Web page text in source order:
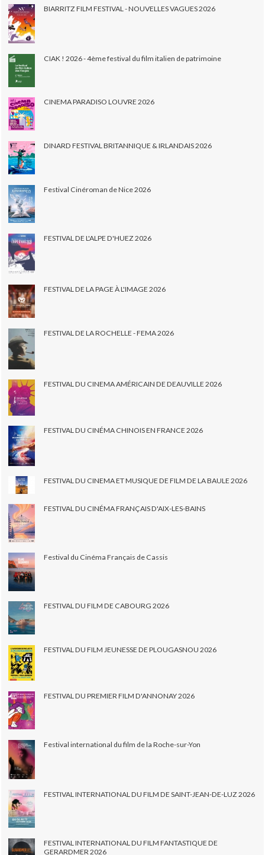
BIARRITZ FILM FESTIVAL - NOUVELLES VAGUES 2026
CIAK ! 2026 - 4ème festival du film italien de patrimoine
CINEMA PARADISO LOUVRE 2026
DINARD FESTIVAL BRITANNIQUE & IRLANDAIS 2026
Festival Cinéroman de Nice 2026
FESTIVAL DE L'ALPE D'HUEZ 2026
FESTIVAL DE LA PAGE À L'IMAGE 2026
FESTIVAL DE LA ROCHELLE - FEMA 2026
FESTIVAL DU CINEMA AMÉRICAIN DE DEAUVILLE 2026
FESTIVAL DU CINÉMA CHINOIS EN FRANCE 2026
FESTIVAL DU CINEMA ET MUSIQUE DE FILM DE LA BAULE 2026
FESTIVAL DU CINÉMA FRANÇAIS D'AIX-LES-BAINS
Festival du Cinéma Français de Cassis
FESTIVAL DU FILM DE CABOURG 2026
FESTIVAL DU FILM JEUNESSE DE PLOUGASNOU 2026
FESTIVAL DU PREMIER FILM D'ANNONAY 2026
Festival international du film de la Roche-sur-Yon
FESTIVAL INTERNATIONAL DU FILM DE SAINT-JEAN-DE-LUZ 2026
FESTIVAL INTERNATIONAL DU FILM FANTASTIQUE DE
GERARDMER 2026